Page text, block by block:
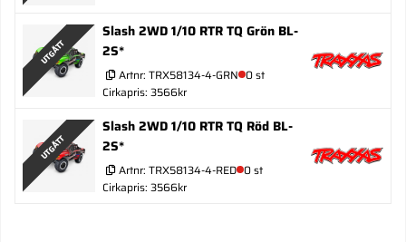
UTGÅTT
Slash 2WD 1/10 RTR TQ Grön BL-
2S*
Artnr: TRX58134-4-GRN 0 st
Cirkapris: 3566kr
UTGÅTT
Slash 2WD 1/10 RTR TQ Röd BL-
2S*
Artnr: TRX58134-4-RED 0 st
Cirkapris: 3566kr